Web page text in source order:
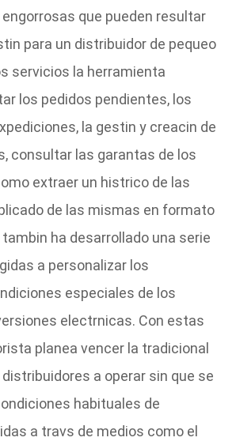
que pueden resultar
para un distribuidor de pequeo
servicios la herramienta
los pedidos pendientes, los
la gestin y creacin de
consultar las garantas de los
extraer un histrico de las
de las mismas en formato
ha desarrollado una serie
a personalizar los
especiales de los
electrnicas. Con estas
planea vencer la tradicional
a operar sin que se
habituales de
a travs de medios como el